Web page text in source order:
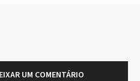
UM COMENTÁRIO